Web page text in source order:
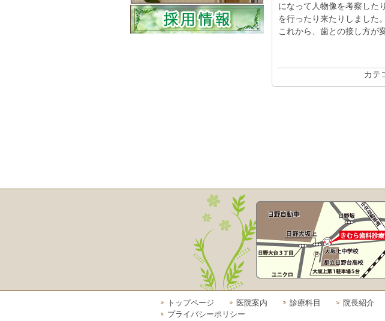
になって人物像を考察した
を行ったり来たりしました。
これから、歯との接し方が
カテ
トップページ 医院案内 診療科目 院長紹介
プライバシーポリシー